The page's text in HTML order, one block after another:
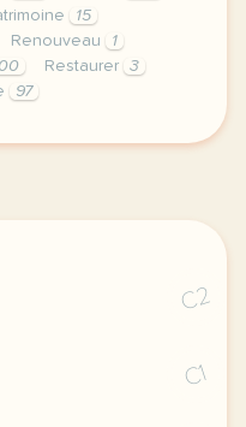
15
Renouveau
1
Restaurer
3
97
respect de votre vie
C2
C1